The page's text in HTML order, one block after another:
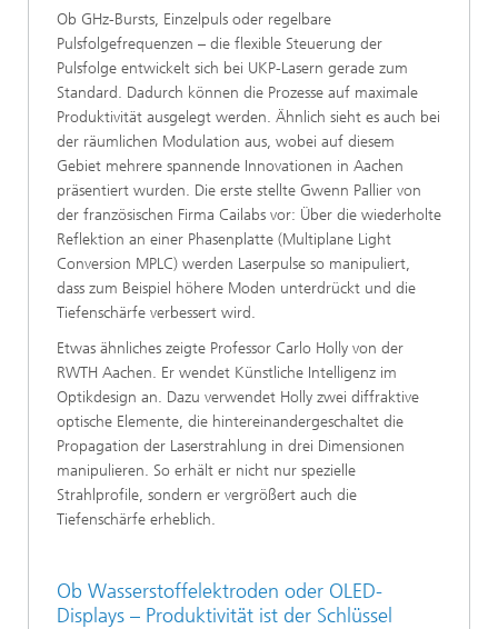
Ob GHz-Bursts, Einzelpuls oder regelbare
Pulsfolgefrequenzen – die flexible Steuerung der
Pulsfolge entwickelt sich bei UKP-Lasern gerade zum
Standard. Dadurch können die Prozesse auf maximale
Produktivität ausgelegt werden. Ähnlich sieht es auch bei
der räumlichen Modulation aus, wobei auf diesem
Gebiet mehrere spannende Innovationen in Aachen
präsentiert wurden. Die erste stellte Gwenn Pallier von
der französischen Firma Cailabs vor: Über die wiederholte
Reflektion an einer Phasenplatte (Multiplane Light
Conversion MPLC) werden Laserpulse so manipuliert,
dass zum Beispiel höhere Moden unterdrückt und die
Tiefenschärfe verbessert wird.
Etwas ähnliches zeigte Professor Carlo Holly von der
RWTH Aachen. Er wendet Künstliche Intelligenz im
Optikdesign an. Dazu verwendet Holly zwei diffraktive
optische Elemente, die hintereinandergeschaltet die
Propagation der Laserstrahlung in drei Dimensionen
manipulieren. So erhält er nicht nur spezielle
Strahlprofile, sondern er vergrößert auch die
Tiefenschärfe erheblich.
Ob Wasserstoffelektroden oder OLED-
Displays – Produktivität ist der Schlüssel